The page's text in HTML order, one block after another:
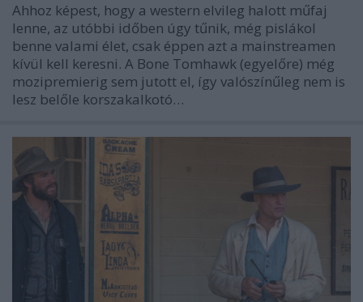
Ahhoz képest, hogy a western elvileg halott műfaj
lenne, az utóbbi időben úgy tűnik, még pislákol
benne valami élet, csak éppen azt a mainstreamen
kívül kell keresni. A Bone Tomhawk (egyelőre) még
mozipremierig sem jutott el, így valószínűleg nem is
lesz belőle korszakalkotó…